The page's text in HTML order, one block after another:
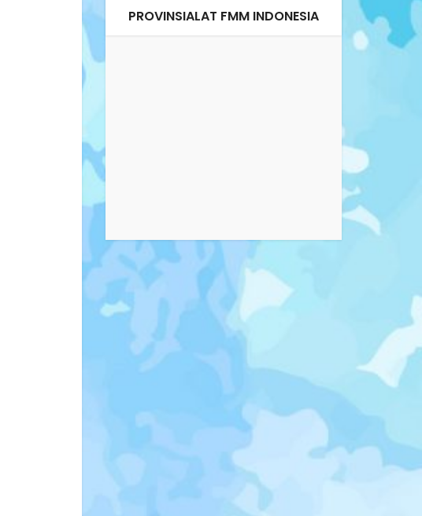
PROVINSIALAT FMM INDONESIA